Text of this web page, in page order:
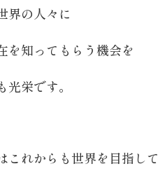
界の人々に
を知ってもらう機会を
栄です。
これからも世界を目指して